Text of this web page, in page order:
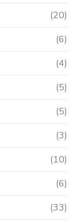
(20)
(6)
(4)
(5)
(5)
(3)
(10)
(6)
(33)